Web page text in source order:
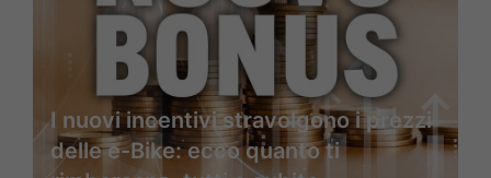
I nuovi incentivi stravolgono i prezzi
delle e-Bike: ecco quanto ti